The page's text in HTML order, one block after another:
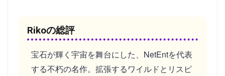
Rikoの総評
宝石が輝く宇宙を舞台にした、NetEntを代表
する不朽の名作。拡張するワイルドとリスピ